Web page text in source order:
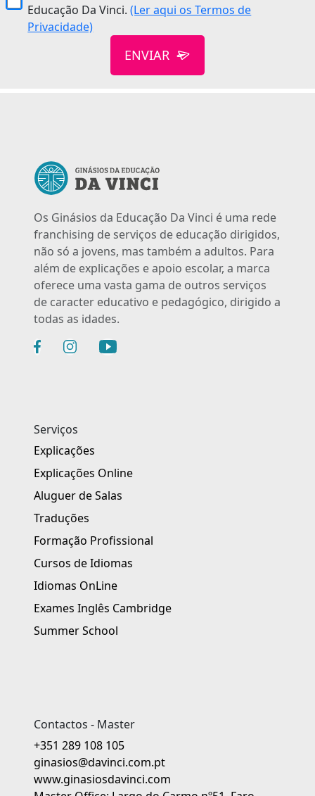
Educação Da Vinci.(Ler aqui os Termos de
Privacidade)
ENVIAR
Os Ginásios da Educação Da Vinci é uma rede
franchising de serviços de educação dirigidos,
não só a jovens, mas também a adultos. Para
além de explicações e apoio escolar, a marca
oferece uma vasta gama de outros serviços
de caracter educativo e pedagógico, dirigido a
todas as idades.
Serviços
Explicações
Explicações Online
Aluguer de Salas
Traduções
Formação Profissional
Cursos de Idiomas
Idiomas OnLine
Exames Inglês Cambridge
Summer School
Contactos - Master
+351 289 108 105
ginasios@davinci.com.pt
www.ginasiosdavinci.com